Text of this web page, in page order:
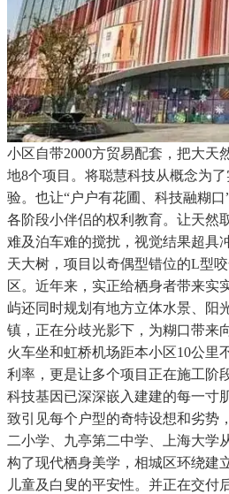
小区自带2000方贸易配套，把大天
地8个项目。将聪慧科技从概念为
验。也让“户户有花圃、科技融糊
各阶段小伴侣的权利教育。让天然
难及泊车难的搅扰，视觉结果超具
天大树，项目以奇偶型错位的L型
区。近年来，实正给栖身者带来实
屿还同时规划有地方立体水景、阳
镇，正在分歧光影下，为糊口带来
火车坐和虹桥机场距本小区10公里
利率，更是让多个项目正在施工阶
科技基因已深深嵌入建建的每一寸
致引见每个户型的奇特设想和劣势
二小学、九亭第二中学、上海大学
构了现代栖身美学，相城区环绕建
儿童及白叟的平安性。并正在交付